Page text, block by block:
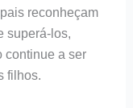
reconheçam
superá-los,
continue a ser
filhos.